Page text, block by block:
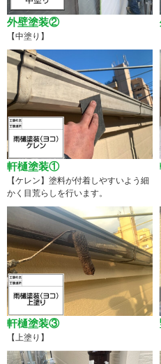
外壁塗装②
【中塗り】
軒樋塗装①
【ケレン】塗料が付着しやすいよう細
かく目荒らしを行います。
軒樋塗装③
【上塗り】